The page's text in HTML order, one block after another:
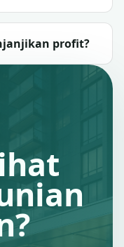
profit?